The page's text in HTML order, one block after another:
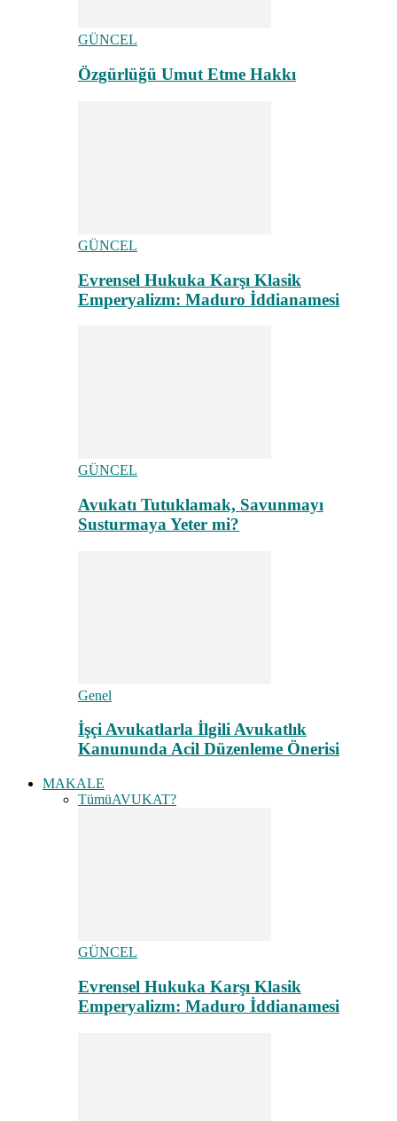
GÜNCEL
Özgürlüğü Umut Etme Hakkı
GÜNCEL
Evrensel Hukuka Karşı Klasik
Emperyalizm: Maduro İddianamesi
GÜNCEL
Avukatı Tutuklamak, Savunmayı
Susturmaya Yeter mi?
Genel
İşçi Avukatlarla İlgili Avukatlık
Kanununda Acil Düzenleme Önerisi
MAKALE
TümüAVUKAT?
GÜNCEL
Evrensel Hukuka Karşı Klasik
Emperyalizm: Maduro İddianamesi